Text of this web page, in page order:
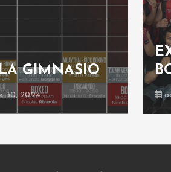
GIMNASIO
30, 2024